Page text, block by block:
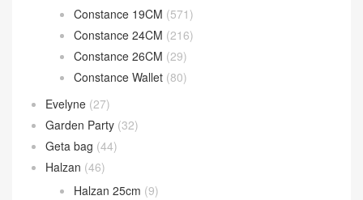
Constance 19CM (571)
Constance 24CM (216)
Constance 26CM (29)
Constance Wallet (80)
Evelyne (27)
Garden Party (32)
Geta bag (44)
Halzan (46)
Halzan 25cm (9)